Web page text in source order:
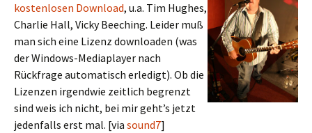
kostenlosen Download, u.a. Tim Hughes,
Charlie Hall, Vicky Beeching. Leider muß
man sich eine Lizenz downloaden (was
der Windows-Mediaplayer nach
Rückfrage automatisch erledigt). Ob die
Lizenzen irgendwie zeitlich begrenzt
sind weis ich nicht, bei mir geht’s jetzt
jedenfalls erst mal. [via sound7]